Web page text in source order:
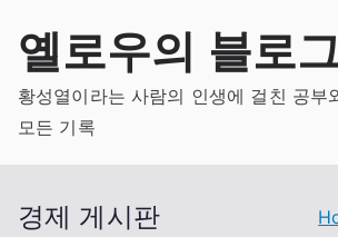
content
옐로우의 블로
황성열이라는 사람의 인생에 걸친 공부
모든 기록
경제 게시판